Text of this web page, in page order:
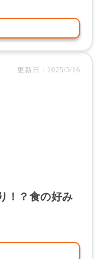
更新日：2025/5/16
！？食の好み